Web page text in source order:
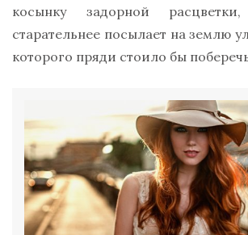
косынку задорной
старательнее посылает на землю
которого пряди стоило бы